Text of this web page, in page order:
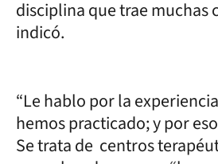
disciplina que trae muchas
indicó.
“Le hablo por la
hemos practicado; y por
Se trata de centros